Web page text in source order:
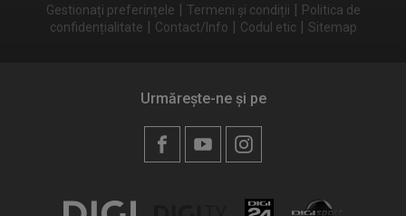
Gestionați preferințele | Termeni și condiții | Politica de
confidențialitate | Contact/Info | Codul etic | Sitemap
Urmărește-ne și pe